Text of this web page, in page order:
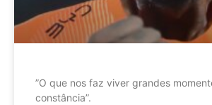
”O que nos faz viver grandes
constância”.